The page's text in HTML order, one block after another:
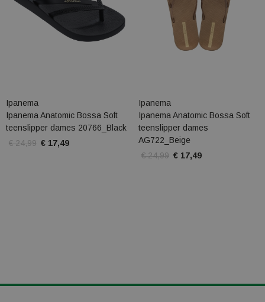
Ipanema
Ipanema Anatomic Bossa Soft
teenslipper dames 20766_Black
€ 24,99 € 17,49
Ipanema
Ipanema Anatomic Bossa Soft
teenslipper dames
AG722_Beige
€ 24,99 € 17,49